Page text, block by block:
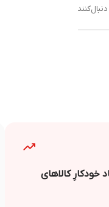
خودکارِ کالاهای